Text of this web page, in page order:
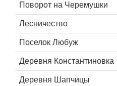
Поворот на Черемушки
Лесничество
Поселок Любуж
Деревня Константиновка
Деревня Шапчицы